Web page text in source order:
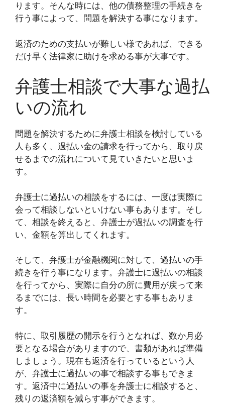
ります。そんな時には、他の債務整理の手続きを
行う事によって、問題を解決する事になります。
返済のための支払いが難しい様であれば、できる
だけ早く法律家に助けを求める事が大事です。
弁護士相談で大事な過払
いの流れ
問題を解決するために弁護士相談を検討している
人も多く、過払い金の請求を行ってから、取り戻
せるまでの流れについて見ていきたいと思いま
す。
弁護士に過払いの相談をするには、一度は実際に
会って相談しないといけない事もあります。そし
て、相談を終えると、弁護士が過払いの調査を行
い、金額を算出してくれます。
そして、弁護士が金融機関に対して、過払いの手
続きを行う事になります。弁護士に過払いの相談
を行ってから、実際に自分の所に費用が戻って来
るまでには、長い時間を必要とする事もありま
す。
特に、取引履歴の開示を行うとなれば、数か月必
要となる場合がありますので、書類があれば準備
しましょう。現在も返済を行っているという人
が、弁護士に過払いの事で相談する事もできま
す。返済中に過払いの事を弁護士に相談すると、
残りの返済額を減らす事ができます。